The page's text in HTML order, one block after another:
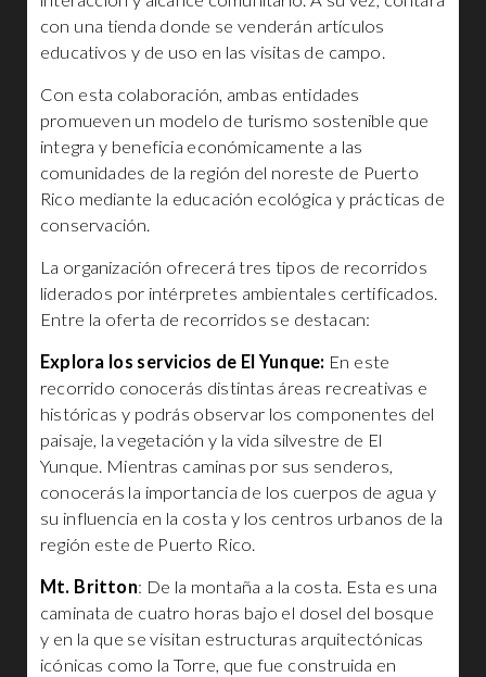
con una tienda donde se venderán artículos
educativos y de uso en las visitas de campo.
Con esta colaboración, ambas entidades
promueven un modelo de turismo sostenible que
integra y beneficia económicamente a las
comunidades de la región del noreste de Puerto
Rico mediante la educación ecológica y prácticas de
conservación.
La organización ofrecerá tres tipos de recorridos
liderados por intérpretes ambientales certificados.
Entre la oferta de recorridos se destacan:
Explora los servicios de El Yunque: En este
recorrido conocerás distintas áreas recreativas e
históricas y podrás observar los componentes del
paisaje, la vegetación y la vida silvestre de El
Yunque. Mientras caminas por sus senderos,
conocerás la importancia de los cuerpos de agua y
su influencia en la costa y los centros urbanos de la
región este de Puerto Rico.
Mt. Britton: De la montaña a la costa. Esta es una
caminata de cuatro horas bajo el dosel del bosque
y en la que se visitan estructuras arquitectónicas
icónicas como la Torre, que fue construida en